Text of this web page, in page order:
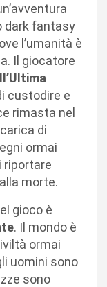
dark fantasy
l’umanità è
Il giocatore
custodire e
rimasta nel
di
ormai
riportare
morte.
gioco è
. Il mondo è
ormai
uomini sono
sono